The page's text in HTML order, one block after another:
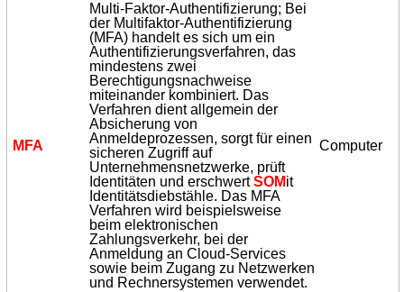
MFA
Multi-Faktor-Authentifizierung; Bei
der Multifaktor-Authentifizierung
(MFA) handelt es sich um ein
Authentifizierungsverfahren, das
mindestens zwei
Berechtigungsnachweise
miteinander kombiniert. Das
Verfahren dient allgemein der
Absicherung von
Anmeldeprozessen, sorgt für einen
sicheren Zugriff auf
Unternehmensnetzwerke, prüft
Identitäten und erschwertSOMit
Identitätsdiebstähle. Das MFA
Verfahren wird beispielsweise
beim elektronischen
Zahlungsverkehr, bei der
Anmeldung an Cloud-Services
sowie beim Zugang zu Netzwerken
und Rechnersystemen verwendet.
Computer